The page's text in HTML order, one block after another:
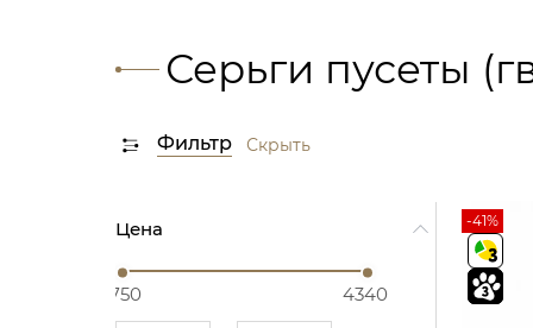
Серьги пусеты
Фильтр Скрыть
Цена
750 4340
-41%